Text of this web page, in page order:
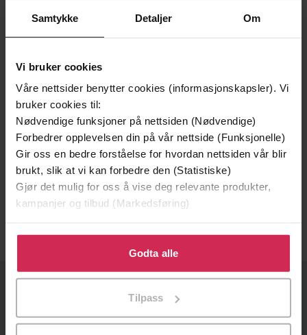
Samtykke Detaljer Om
Vi bruker cookies
Våre nettsider benytter cookies (informasjonskapsler). Vi
bruker cookies til:
Nødvendige funksjoner på nettsiden (Nødvendige)
Forbedrer opplevelsen din på vår nettside (Funksjonelle)
Gir oss en bedre forståelse for hvordan nettsiden vår blir
brukt, slik at vi kan forbedre den (Statistiske)
Gjør det mulig for oss å vise deg relevante produkter,
kampanjer og tilbud (Markedsføring)
Klikk på «Godta alle» for å gi oss ditt samtykke til å
bruke cookies for alle disse formålene. Du kan også
tilpasse ditt samtykke til spesifikke formål ved å klikke
Godta alle
Tilpass
25,-
Owner's Guide to a Small Business Website
Lisa Spann
EBOK
Om Ebok.no